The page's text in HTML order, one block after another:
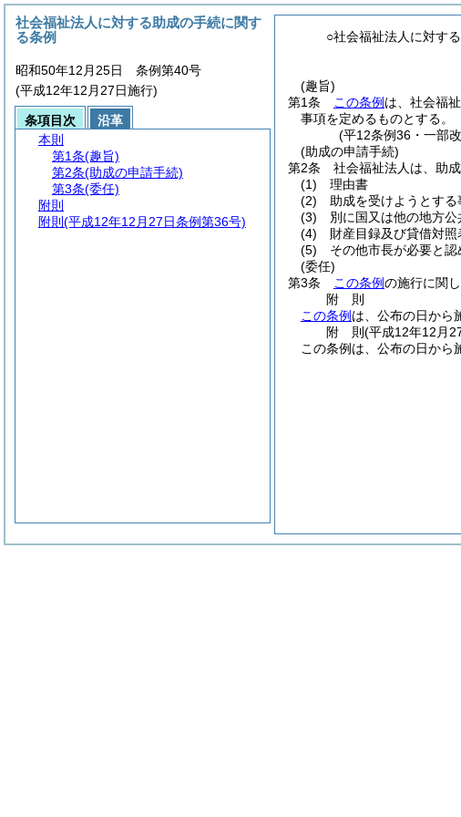
○社会福祉法人に対す
(趣旨)
第1条
この条例 は、社会福
事項を定めるものとする。
(平12条例36・一部
(助成の申請手続)
第2条
社会福祉法人は、助
(1)
理由書
(2)
助成を受けようとす
(3)
別に国又は他の地方
(4)
財産目録及び貸借対照
(5)
その他市長が必要と認
(委任)
第3条
この条例の施行に関
附 則
この条例 は、公布の日から
附 則(平成12年12月
この条例は、公布の日から
社会福祉法人に対する助成の手続に関す
る条例
昭和50年12月25日 条例第40号
(平成12年12月27日施行)
条項目次
沿革
本則
第1条(趣旨)
第2条(助成の申請手続)
第3条(委任)
附則
附則 (平成12年12月27日条例第36号)